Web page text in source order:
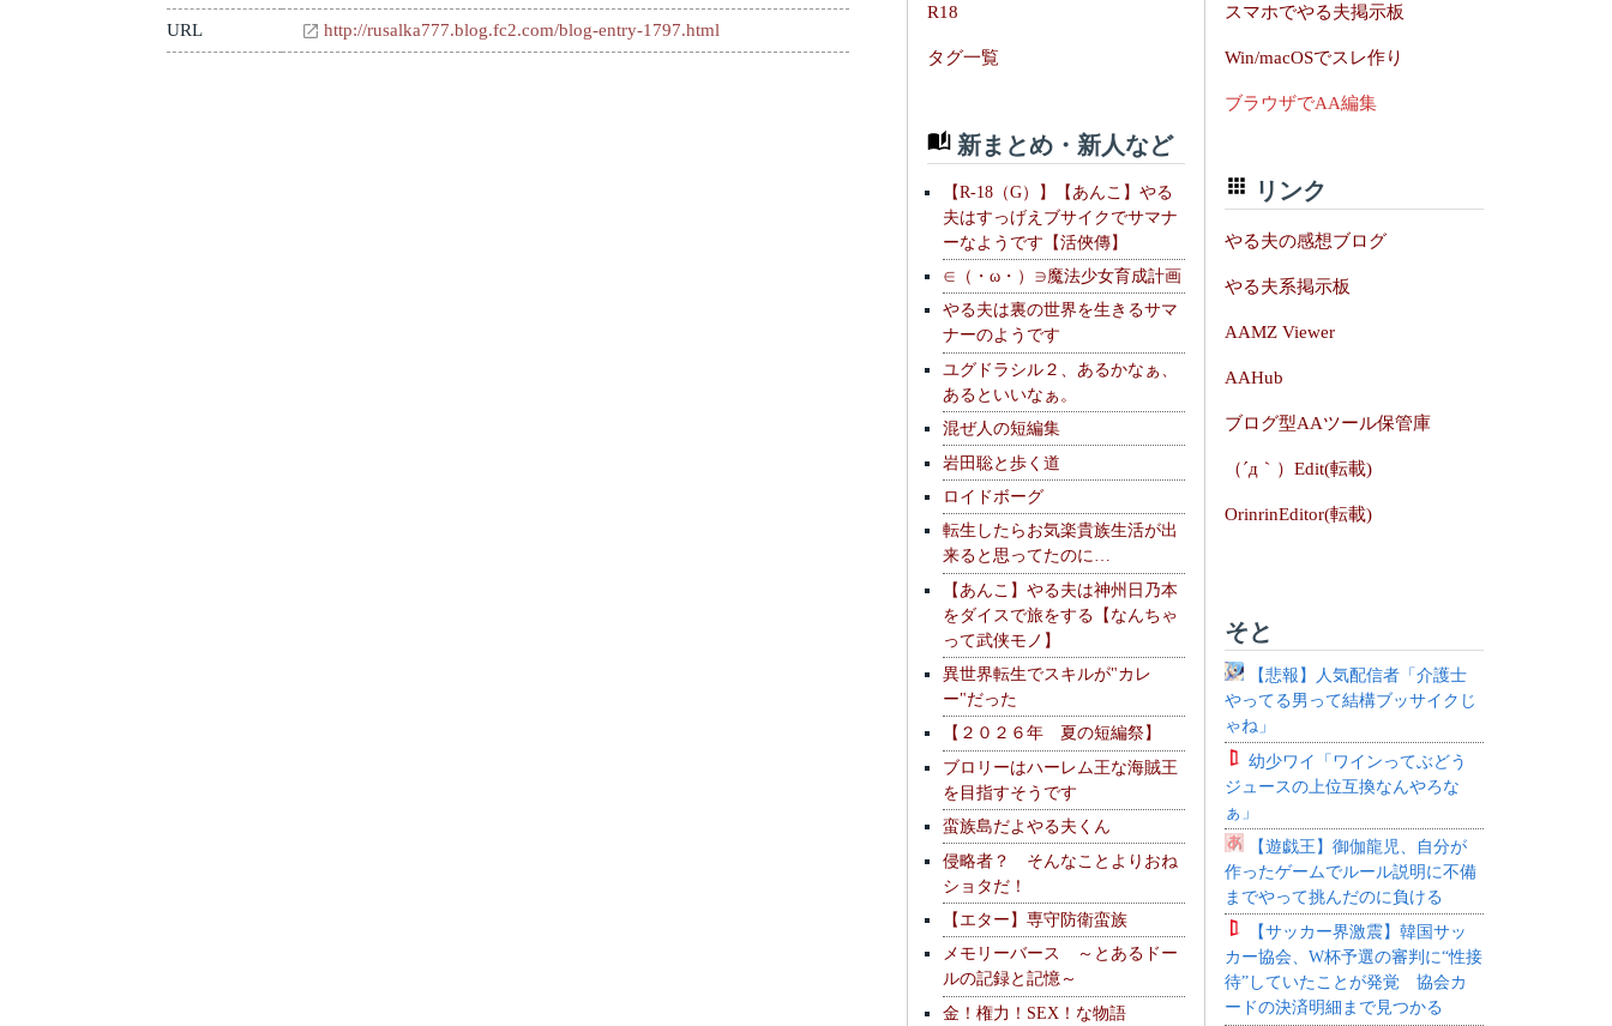
URL http://rusalka777.blog.fc2.com/blog-entry-1797.html
R18
タグ一覧
新まとめ・新人など
【R-18（G）】【あんこ】やる
夫はすっげえブサイクでサマナ
ーなようです【活俠傳】
∈（・ω・）∋魔法少女育成計画
やる夫は裏の世界を生きるサマ
ナーのようです
ユグドラシル２、あるかなぁ、
あるといいなぁ。
混ぜ人の短編集
岩田聡と歩く道
ロイドボーグ
転生したらお気楽貴族生活が出
来ると思ってたのに…
【あんこ】やる夫は神州日乃本
をダイスで旅をする【なんちゃ
って武侠モノ】
異世界転生でスキルが"カレ
ー"だった
【２０２６年 夏の短編祭】
ブロリーはハーレム王な海賊王
を目指すそうです
蛮族島だよやる夫くん
侵略者？ そんなことよりおね
ショタだ！
【エター】専守防衛蛮族
メモリーバース ～とあるドー
ルの記録と記憶～
金！権力！SEX！な物語
スマホでやる夫掲示板
Win/macOSでスレ作り
ブラウザでAA編集
リンク
やる夫の感想ブログ
やる夫系掲示板
AAMZ Viewer
AAHub
ブログ型AAツール保管庫
（´д｀）Edit(転載)
OrinrinEditor(転載)
そと
【悲報】人気配信者「介護士
やってる男って結構ブッサイクじ
ゃね」
幼少ワイ「ワインってぶどう
ジュースの上位互換なんやろな
ぁ」
【遊戯王】御伽龍児、自分が
作ったゲームでルール説明に不備
までやって挑んだのに負ける
【サッカー界激震】韓国サッ
カー協会、W杯予選の審判に“性接
待”していたことが発覚 協会カ
ードの決済明細まで見つかる